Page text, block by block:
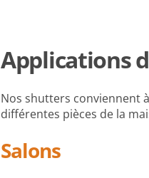
Applications
Nos shutters conviennent
différentes pièces de la
Salons